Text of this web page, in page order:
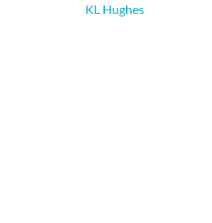
KL Hughes